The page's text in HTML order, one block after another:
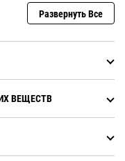
Развернуть Все
ВЕЩЕСТВ